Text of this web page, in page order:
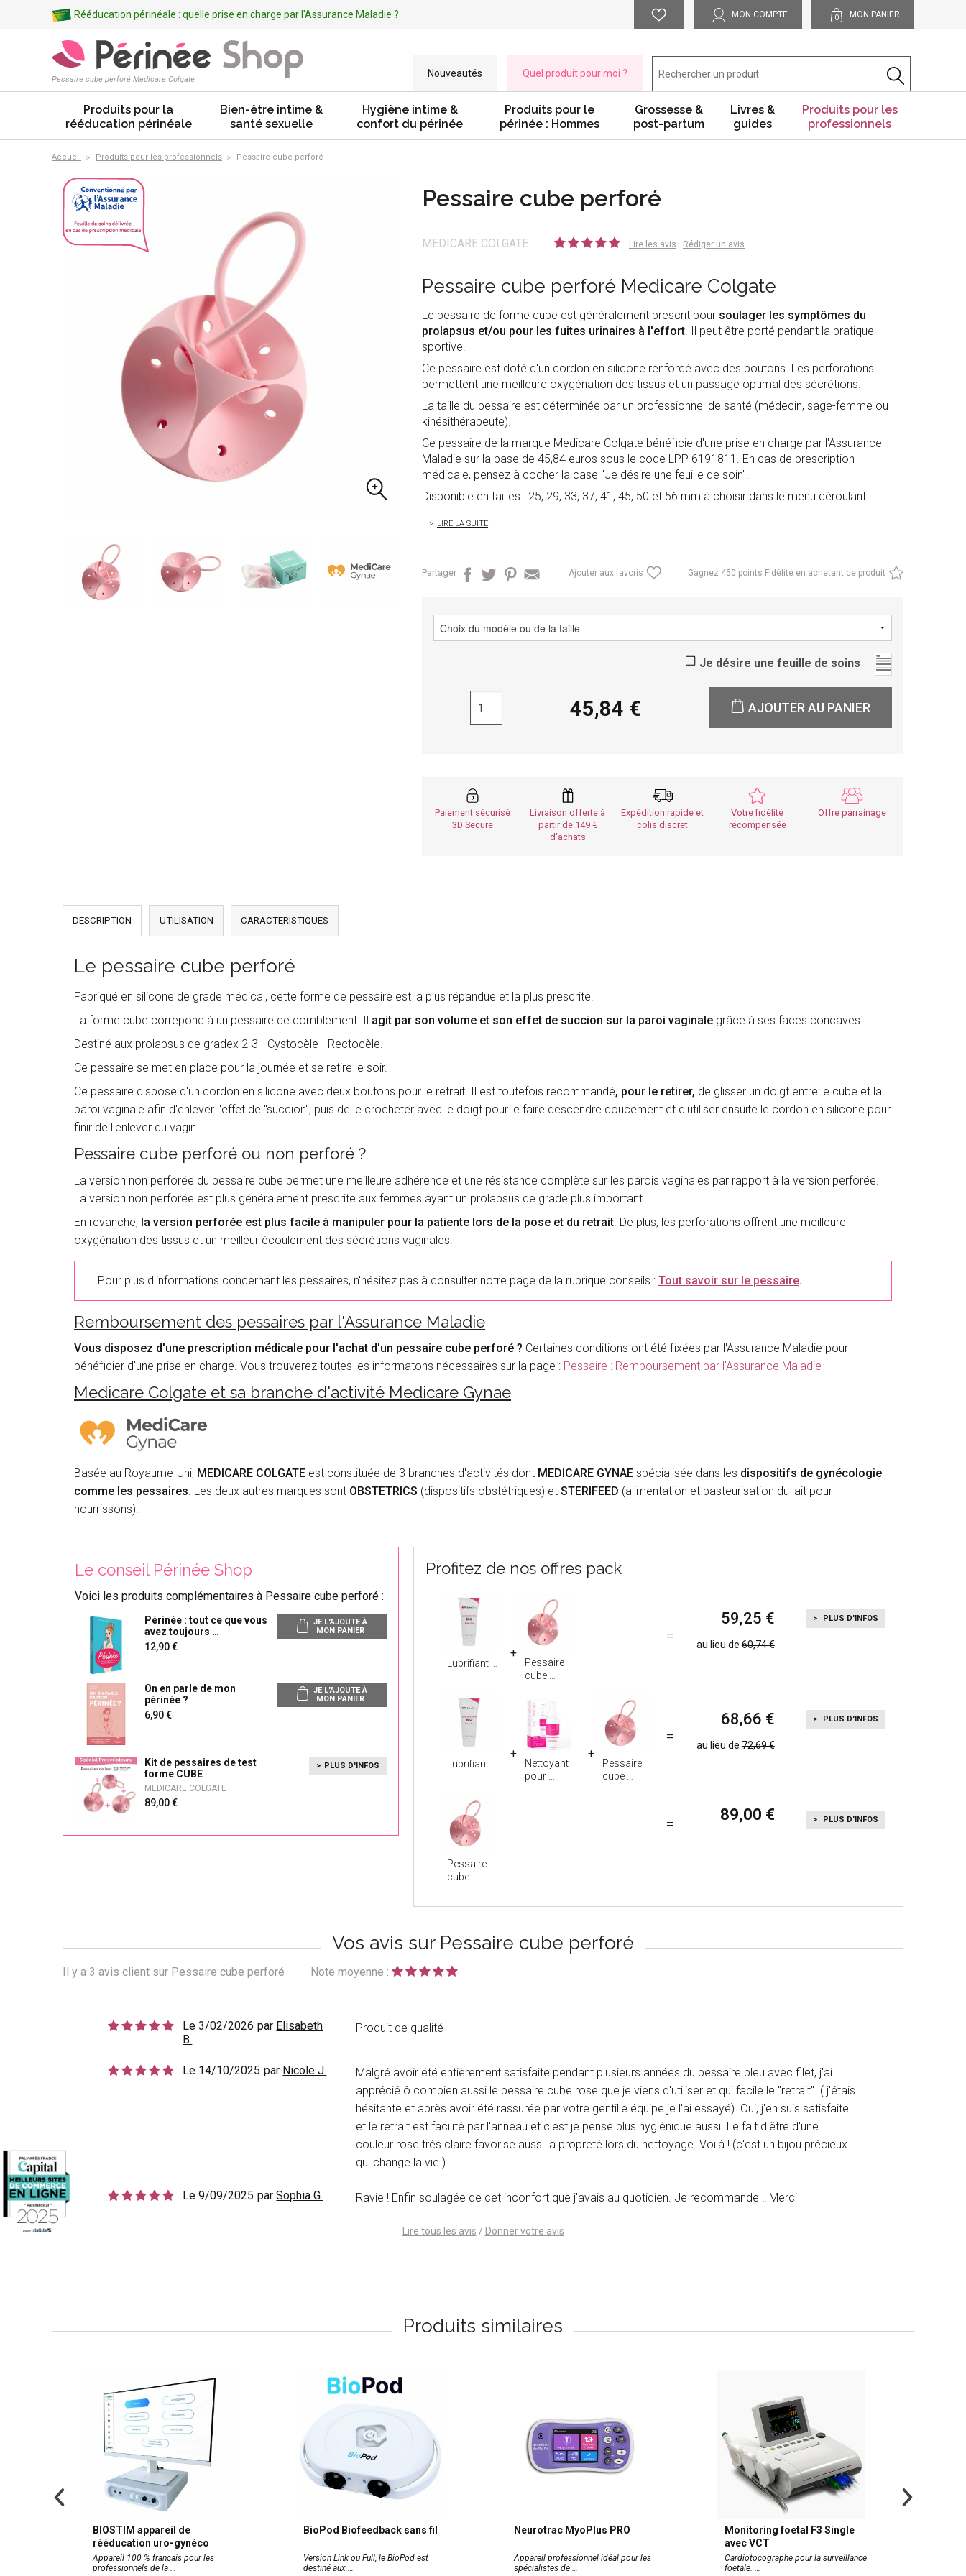
Rééducation périnéale : quelle prise en charge par l'Assurance Maladie ? MON COMPTE 0 MON PANIER
Pessaire cube perforé Medicare Colgate
Nouveautés Quel produit pour moi ?
Produits pour la
rééducation périnéale
Bien-être intime &
santé sexuelle
Hygiène intime &
confort du périnée
Produits pour le
périnée : Hommes
Grossesse &
post-partum
Livres &
guides
Produits pour les
professionnels
Accueil Produits pour les professionnels Pessaire cube perforé
Pessaire cube perforé
MEDICARE COLGATE Lire les avis Rédiger un avis
Pessaire cube perforé Medicare Colgate
Le pessaire de forme cube est généralement prescrit pour soulager les symptômes du
prolapsus et/ou pour les fuites urinaires à l'effort. Il peut être porté pendant la pratique
sportive.
Ce pessaire est doté d'un cordon en silicone renforcé avec des boutons. Les perforations
permettent une meilleure oxygénation des tissus et un passage optimal des sécrétions.
La taille du pessaire est déterminée par un professionnel de santé (médecin, sage-femme ou
kinésithérapeute).
Ce pessaire de la marque Medicare Colgate bénéficie d'une prise en charge par l'Assurance
Maladie sur la base de 45,84 euros sous le code LPP 6191811 . En cas de prescription
médicale, pensez à cocher la case "Je désire une feuille de soin".
Disponible en tailles : 25, 29, 33, 37, 41, 45, 50 et 56 mm à choisir dans le menu déroulant.
LIRE LA SUITE
Partager Ajouter aux favoris Gagnez 450 points Fidélité en achetant ce produit
Je désire une feuille de soins
45,84 AJOUTER AU PANIER
Paiement sécurisé
3D Secure
Livraison offerte à
partir de 149
d'achats
Expédition rapide et
colis discret
Votre fidélité
récompensée
Offre parrainage
DESCRIPTION UTILISATION CARACTERISTIQUES
Le pessaire cube perforé
Fabriqué en silicone de grade médical, cette forme de pessaire est la plus répandue et la plus prescrite.
La forme cube correpond à un pessaire de comblement.
Il agit par son volume et son effet de succion sur la paroi vaginale grâce à ses faces concaves.
Destiné aux prolapsus de gradex 2-3 - Cystocèle - Rectocèle.
Ce pessaire se met en place pour la journée et se retire le soir.
Ce pessaire dispose d'un cordon en silicone avec deux boutons pour le retrait. Il est toutefois recommandé, pour le retirer, de glisser un doigt entre le cube et la
paroi vaginale afin d'enlever l'effet de "succion", puis de le crocheter avec le doigt pour le faire descendre doucement et d'utiliser ensuite le cordon en silicone pour
finir de l'enlever du vagin.
Pessaire cube perforé ou non perforé ?
La version non perforée du pessaire cube permet une meilleure adhérence et une résistance complète sur les parois vaginales par rapport à la version perforée.
La version non perforée est plus généralement prescrite aux femmes ayant un prolapsus de grade plus important.
En revanche, la version perforée est plus facile à manipuler pour la patiente lors de la pose et du retrait . De plus, les perforations offrent une meilleure
oxygénation des tissus et un meilleur écoulement des sécrétions vaginales.
Pour plus d'informations concernant les pessaires, n'hésitez pas à consulter notre page de la rubrique conseils : Tout savoir sur le pessaire.
Remboursement des pessaires par l'Assurance Maladie
Vous disposez d'une prescription médicale pour l'achat d'un pessaire cube perforé ? Certaines conditions ont été fixées par l'Assurance Maladie pour
bénéficier d'une prise en charge. Vous trouverez toutes les informatons nécessaires sur la page : Pessaire : Remboursement par l'Assurance Maladie
Medicare Colgate et sa branche d'activité Medicare Gynae
Basée au Royaume-Uni, MEDICARE COLGATE est constituée de 3 branches d'activités dont MEDICARE GYNAE spécialisée dans les dispositifs de gynécologie
comme les pessaires. Les deux autres marques sont OBSTETRICS (dispositifs obstétriques) et STERIFEED (alimentation et pasteurisation du lait pour
nourrissons).
Le conseil Périnée Shop
Voici les produits complémentaires à Pessaire cube perforé :
Périnée : tout ce que vous
avez toujours
12,90
JE L'AJOUTE À
MON PANIER
On en parle de mon
périnée ?
6,90
JE L'AJOUTE À
MON PANIER
Kit de pessaires de test
forme CUBE
MEDICARE COLGATE
89,00
PLUS D'INFOS
Profitez de nos offres pack
Lubrifiant
Pessaire
cube
59,25
au lieu de60,74
PLUS D'INFOS
Lubrifiant
Nettoyant
pour
Pessaire
cube
68,66
au lieu de72,69
PLUS D'INFOS
Pessaire
cube
89,00 PLUS D'INFOS
Vos avis sur Pessaire cube perforé
Il y a 3 avis client sur Pessaire cube perforé Note moyenne :
Le 3/02/2026 par Elisabeth
B.
Produit de qualité
Le 14/10/2025 par Nicole J.
Malgré avoir été entièrement satisfaite pendant plusieurs années du pessaire bleu avec filet, j'ai
apprécié ô combien aussi le pessaire cube rose que je viens d'utiliser et qui facile le "retrait". ( j'étais
hésitante et après avoir été rassurée par votre gentille équipe je l'ai essayé). Oui, j'en suis satisfaite
et le retrait est facilité par l'anneau et c'est je pense plus hygiénique aussi. Le fait d'être d'une
couleur rose très claire favorise aussi la propreté lors du nettoyage. Voilà ! (c'est un bijou précieux
qui change la vie )
Le 9/09/2025 parSophia G. Ravie ! Enfin soulagée de cet inconfort que j'avais au quotidien. Je recommande !! Merci
Lire tous les avis / Donner votre avis
Produits similaires
BIOSTIM appareil de
rééducation uro-gynéco
Appareil 100 % francais pour les
professionnels de la
BioPod Biofeedback sans fil
Version Link ou Full, le BioPod est
destiné aux
Neurotrac MyoPlus PRO
Appareil professionnel idéal pour les
spécialistes de
Monitoring foetal F3 Single
avec VCT
Cardiotocographe pour la surveillance
foetale.